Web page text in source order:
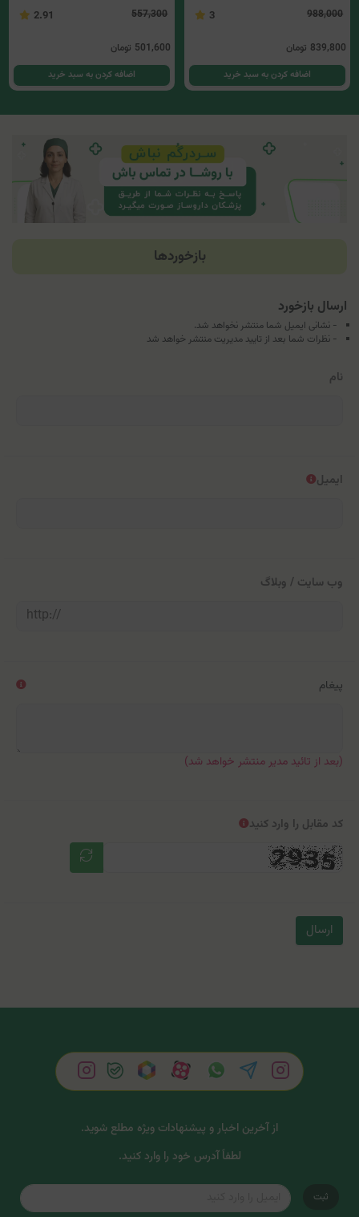
988,000
3
839,800 تومان
اضافه کردن به سبد خرید
557,300
2.91
501,600 تومان
اضافه کردن به سبد خرید
بازخوردها
ارسال بازخورد
- نشانی ایمیل شما منتشر نخواهد شد.
- نظرات شما بعد از تایید مدیریت منتشر خواهد شد
نام
ایمیل
وب سایت / وبلاگ
پیغام
(بعد از تائید مدیر منتشر خواهد شد)
کد مقابل را وارد کنید
ارسال
از آخرین اخبار و پیشنهادات ویژه مطلع شوید.
لطفاً آدرس خود را وارد کنید.
ثبت